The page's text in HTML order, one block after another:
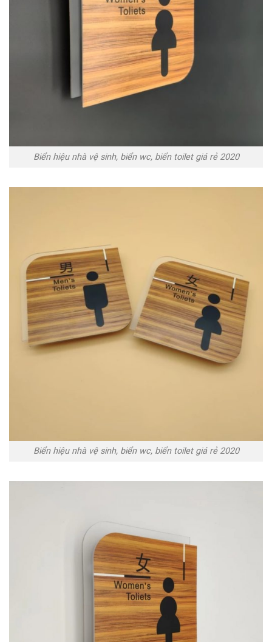
Biển hiệu nhà vệ sinh, biển wc, biển toilet giá rẻ 2020
Biển hiệu nhà vệ sinh, biển wc, biển toilet giá rẻ 2020